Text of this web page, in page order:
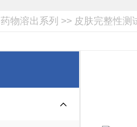
药物溶出系列 >> 皮肤完整性测